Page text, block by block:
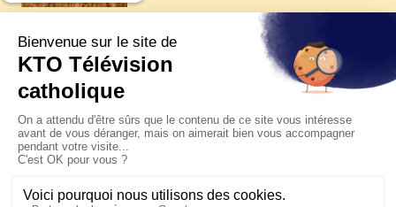
La visite pastorale du pape Léon
XIV à Assise à suivre sur KTO le
Article
Le pape en Uruguay, Argentine et